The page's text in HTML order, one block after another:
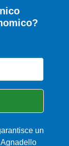
un